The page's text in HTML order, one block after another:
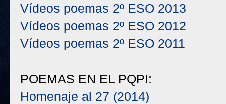
Vídeos poemas 2º ESO 2013
Vídeos poemas 2º ESO 2012
Vídeos poemas 2º ESO 2011
POEMAS EN EL PQPI:
Homenaje al 27 (2014)